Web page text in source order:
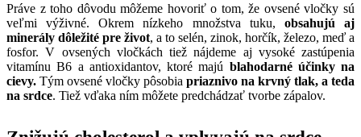
Práve z toho dôvodu môžeme hovoriť o tom, že ovsené vločky sú
veľmi výživné. Okrem nízkeho množstva tuku, obsahujú aj
minerály dôležité pre život, a to selén, zinok, horčík, železo, meď a
fosfor. V ovsených vločkách tiež nájdeme aj vysoké zastúpenia
vitamínu B6 a antioxidantov, ktoré majú blahodarné účinky na
cievy. Tým ovsené vločky pôsobia priaznivo na krvný tlak, a teda
na srdce. Tiež vďaka ním môžete predchádzať tvorbe zápalov.